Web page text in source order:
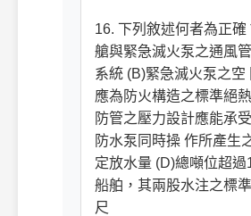
16. 下列敘述何者為正確
艙與緊急滅火泵之通風
系統 (B)緊急滅火泵之空
應為防火構造之標準絕
防管之壓力設計應能承
防水泵同時操 作所產生
定放水量 (D)總噸位超過
船舶，其兩股水注之標
尺